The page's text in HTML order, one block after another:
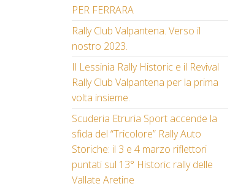
PER FERRARA
Rally Club Valpantena. Verso il
nostro 2023.
Il Lessinia Rally Historic e il Revival
Rally Club Valpantena per la prima
volta insieme.
Scuderia Etruria Sport accende la
sfida del “Tricolore” Rally Auto
Storiche: il 3 e 4 marzo riflettori
puntati sul 13° Historic rally delle
Vallate Aretine